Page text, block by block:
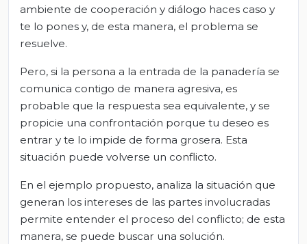
ambiente de cooperación y diálogo haces caso y
te lo pones y, de esta manera, el problema se
resuelve.
Pero, si la persona a la entrada de la panadería se
comunica contigo de manera agresiva, es
probable que la respuesta sea equivalente, y se
propicie una confrontación porque tu deseo es
entrar y te lo impide de forma grosera. Esta
situación puede volverse un conflicto.
En el ejemplo propuesto, analiza la situación que
generan los intereses de las partes involucradas
permite entender el proceso del conflicto; de esta
manera, se puede buscar una solución.